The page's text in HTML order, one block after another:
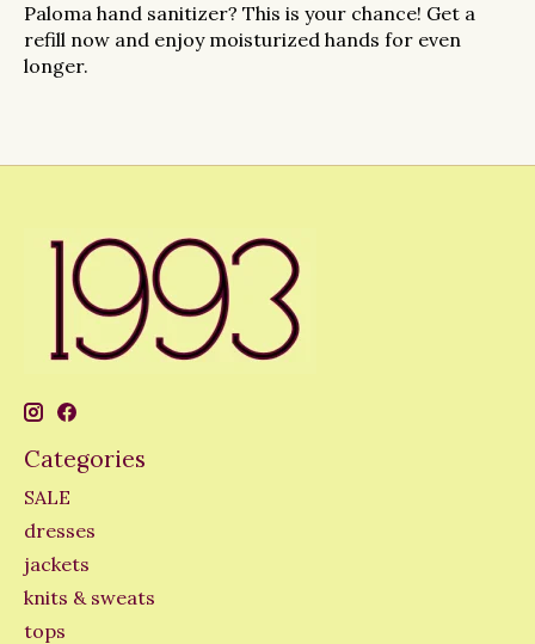
Paloma hand sanitizer? This is your chance! Get a
refill now and enjoy moisturized hands for even
longer.
Categories
SALE
dresses
jackets
knits & sweats
tops